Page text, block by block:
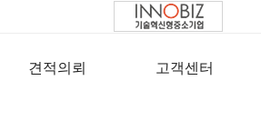
견적의뢰 고객센터